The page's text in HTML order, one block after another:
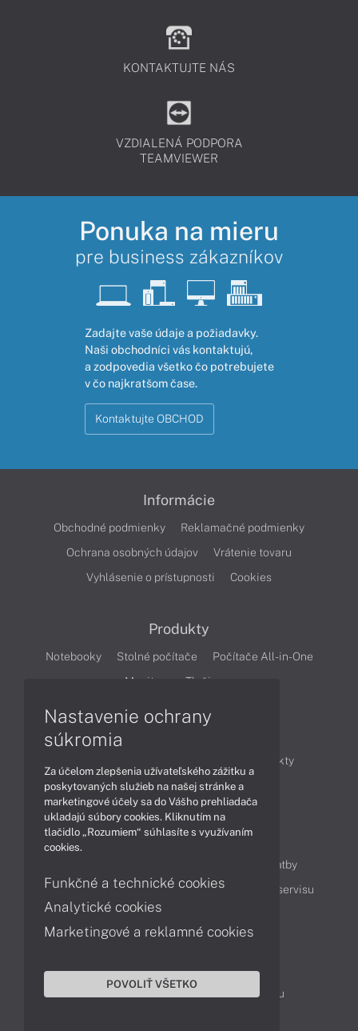
KONTAKTUJTE NÁS
VZDIALENÁ PODPORA
TEAMVIEWER
Ponuka na mieru
pre business zákazníkov
Zadajte vaše údaje a požiadavky.
Naši obchodníci vás kontaktujú,
a zodpovedia všetko čo potrebujete
v čo najkratšom čase.
Kontaktujte OBCHOD
Informácie
Obchodné podmienky
Reklamačné podmienky
Ochrana osobných údajov
Vrátenie tovaru
Vyhlásenie o prístupnosti
Cookies
Produkty
Notebooky Stolné počítače
Počítače All-in-One
Monitory
Tlačiarne
Produkty
Technológie
Videá
Obsah
Možnosti doručenia a platby
Podpora a servis
Servisné služby Cenník servisu
Kontakty
043 4224 771
Obchodné oddelenie
Reklamácia tovaru
Nastavenie ochrany
súkromia
Za účelom zlepšenia užívateľského zážitku a
poskytovaných služieb na našej stránke a
marketingové účely sa do Vášho prehliadača
ukladajú súbory cookies. Kliknutím na
tlačidlo „Rozumiem“ súhlasíte s využívaním
cookies.
Funkčné a technické cookies
Analytické cookies
Marketingové a reklamné cookies
POVOLIŤ VŠETKO